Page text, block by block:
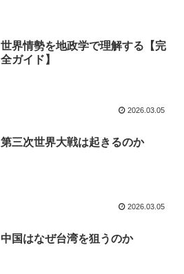
世界情勢を地政学で理解する【完
全ガイド】
2026.03.05
第三次世界大戦は起きるのか
2026.03.05
中国はなぜ台湾を狙うのか